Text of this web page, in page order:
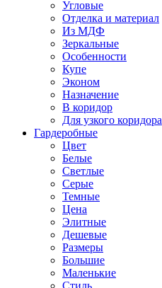
Угловые
Отделка и материал
Из МДФ
Зеркальные
Особенности
Купе
Эконом
Назначение
В коридор
Для узкого коридора
Гардеробные
Цвет
Белые
Светлые
Серые
Темные
Цена
Элитные
Дешевые
Размеры
Большие
Маленькие
Стиль